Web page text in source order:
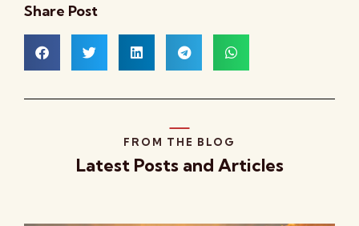
Share Post
FROM THE BLOG
Latest Posts and Articles